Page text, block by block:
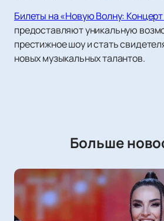
Билеты на «Новую Волну: Концерт
предоставляют уникальную
престижное шоу и стать
новых музыкальных талантов.
Больше